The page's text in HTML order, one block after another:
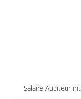
Salaire Auditeur